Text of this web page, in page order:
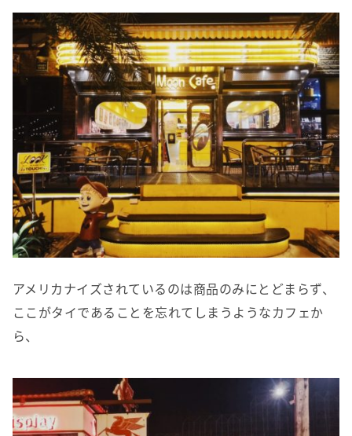
アメリカナイズされているのは商品のみにとどまらず、
ここがタイであることを忘れてしまうようなカフェか
ら、